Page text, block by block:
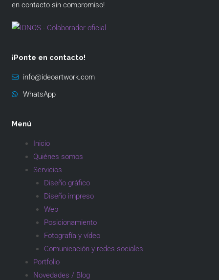
en contacto sin compromiso!
¡Ponte en contacto!
info@ideoartwork.com
WhatsApp
Menú
Inicio
Quiénes somos
Servicios
Diseño gráfico
Diseño impreso
Web
Posicionamiento
Fotografía y vídeo
Comunicación y redes sociales
Portfolio
Novedades / Blog